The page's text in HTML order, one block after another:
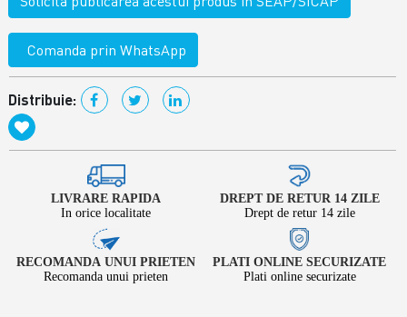
Comanda prin WhatsApp
Distribuie:
LIVRARE RAPIDA
In orice localitate
DREPT DE RETUR 14 ZILE
Drept de retur 14 zile
RECOMANDA UNUI PRIETEN
Recomanda unui prieten
PLATI ONLINE SECURIZATE
Plati online securizate